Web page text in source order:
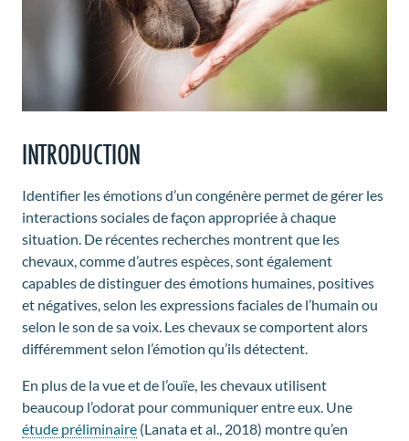
INTRODUCTION
Identifier les émotions d’un congénère permet de gérer les
interactions sociales de façon appropriée à chaque
situation. De récentes recherches montrent que les
chevaux, comme d’autres espèces, sont également
capables de distinguer des émotions humaines, positives
et négatives, selon les expressions faciales de l’humain ou
selon le son de sa voix. Les chevaux se comportent alors
différemment selon l’émotion qu’ils détectent.
En plus de la vue et de l’ouïe, les chevaux utilisent
beaucoup l’odorat pour communiquer entre eux. Une
étude préliminaire (Lanata et al., 2018) montre qu’en